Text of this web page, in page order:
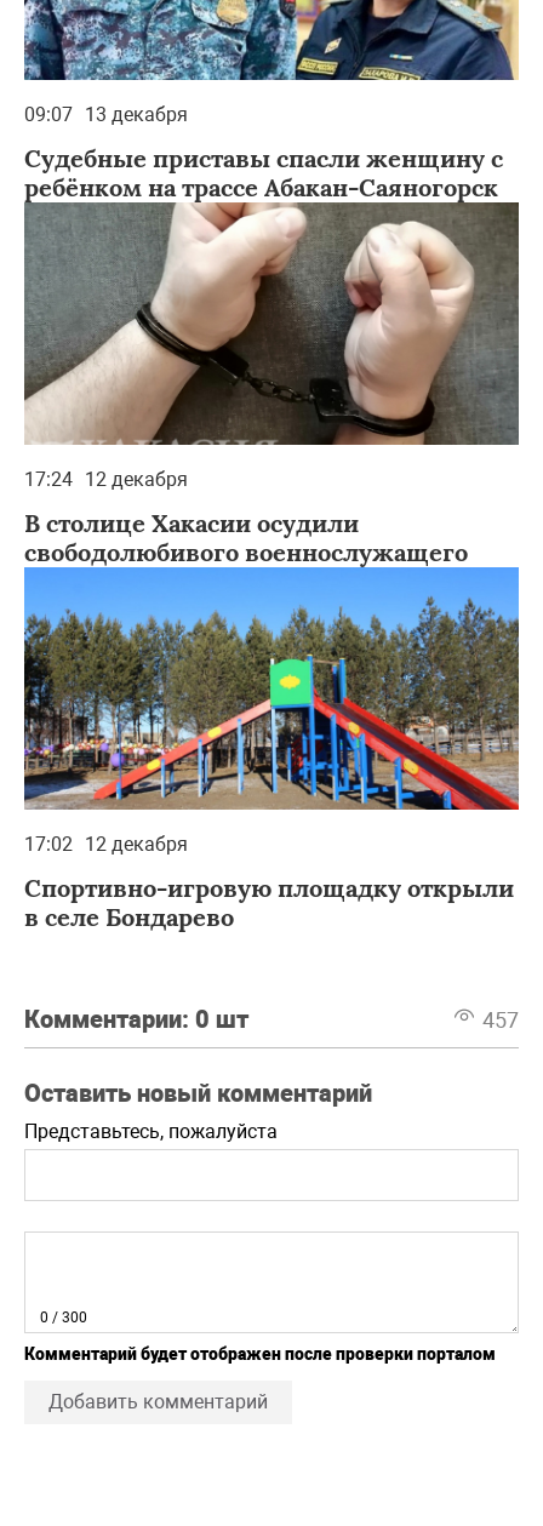
09:07 13 декабря
Судебные приставы спасли женщину с
ребёнком на трассе Абакан-Саяногорск
17:24 12 декабря
В столице Хакасии осудили
свободолюбивого военнослужащего
17:02 12 декабря
Спортивно-игровую площадку открыли
в селе Бондарево
Комментарии: 0 шт 457
Оставить новый комментарий
Представьтесь, пожалуйста
0 / 300
Комментарий будет отображен после проверки порталом
Добавить комментарий